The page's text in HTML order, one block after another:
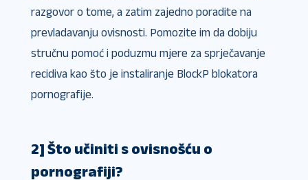
razgovor o tome, a zatim zajedno poradite na
prevladavanju ovisnosti. Pomozite im da dobiju
stručnu pomoć i poduzmu mjere za sprječavanje
recidiva kao što je instaliranje BlockP blokatora
pornografije.
2] Što učiniti s ovisnošću o
pornografiji?